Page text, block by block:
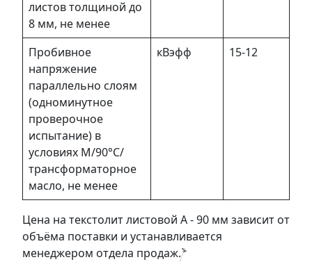
листов толщиной до
8 мм, не менее
Пробивное
напряжение
параллельно слоям
(одноминутное
проверочное
испытание) в
условиях M/90°С/
трансформаторное
масло, не менее
кВэфф 15-12
Цена на текстолит листовой А - 90 мм зависит от
объёма поставки и устанавливается
менеджером отдела продаж.